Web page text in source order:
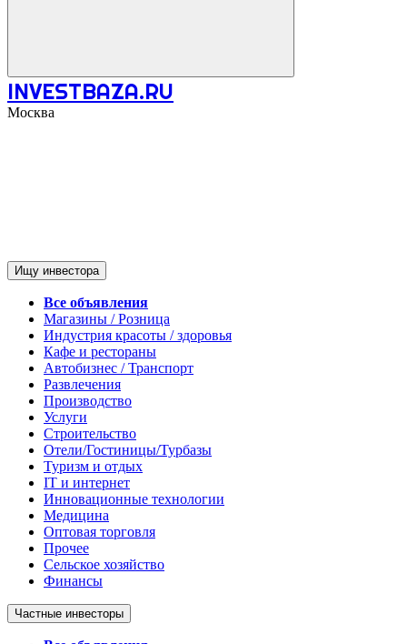
INVESTBAZA.RU
Москва
Ищу инвестора
Все объявления
Магазины / Розница
Индустрия красоты / здоровья
Кафе и рестораны
Автобизнес / Транспорт
Развлечения
Производство
Услуги
Строительство
Отели/Гостиницы/Турбазы
Туризм и отдых
IT и интернет
Инновационные технологии
Медицина
Оптовая торговля
Прочее
Сельское хозяйство
Финансы
Частные инвесторы